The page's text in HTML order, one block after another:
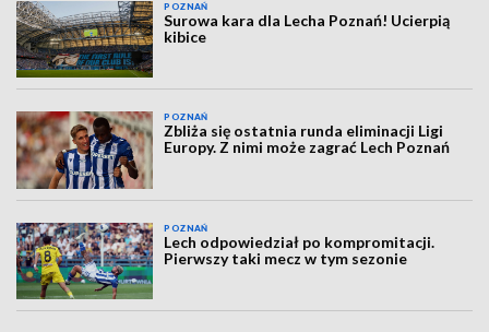
POZNAŃ
Surowa kara dla Lecha Poznań! Ucierpią
kibice
POZNAŃ
Zbliża się ostatnia runda eliminacji Ligi
Europy. Z nimi może zagrać Lech Poznań
POZNAŃ
Lech odpowiedział po kompromitacji.
Pierwszy taki mecz w tym sezonie